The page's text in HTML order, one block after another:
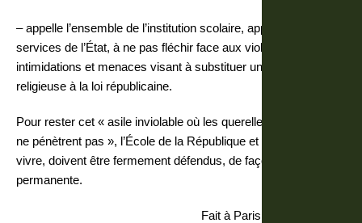
– appelle l’ensemble de l’institution scolaire, appuyée par les
services de l’État, à ne pas fléchir face aux violences,
intimidations et menaces visant à substituer une norme
religieuse à la loi républicaine.
Pour rester cet « asile inviolable où les querelles des hommes
ne pénètrent pas », l’École de la République et ceux qui la font
vivre, doivent être fermement défendus, de façon intangible et
permanente.
Fait à Paris, le 7 mars 2024